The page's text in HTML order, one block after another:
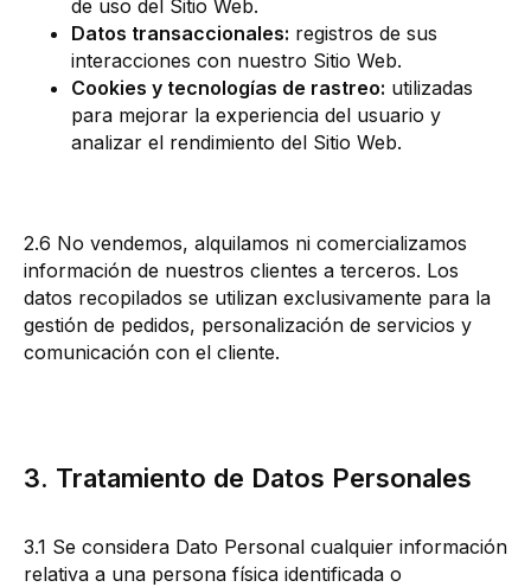
de uso del Sitio Web.
Datos transaccionales: registros de sus
interacciones con nuestro Sitio Web.
Cookies y tecnologías de rastreo: utilizadas
para mejorar la experiencia del usuario y
analizar el rendimiento del Sitio Web.
2.6 No vendemos, alquilamos ni comercializamos
información de nuestros clientes a terceros. Los
datos recopilados se utilizan exclusivamente para la
gestión de pedidos, personalización de servicios y
comunicación con el cliente.
3. Tratamiento de Datos Personales
3.1 Se considera Dato Personal cualquier información
relativa a una persona física identificada o